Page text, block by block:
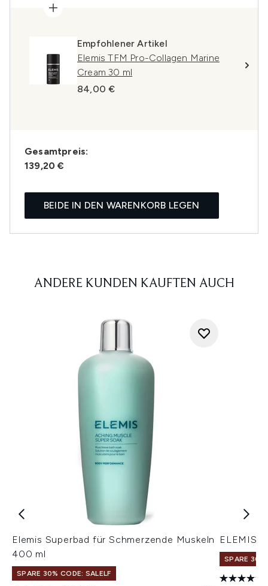
Empfohlener Artikel
Elemis TFM Pro-Collagen Marine
Cream 30 ml
84,00 €
Gesamtpreis:
139,20 €
BEIDE IN DEN WARENKORB LEGEN
ANDERE KUNDEN KAUFTEN AUCH
Elemis Superbad für Schmerzende Muskeln
400 ml
SPARE 30% CODE: SALELF
ELEMIS
SPARE 30%